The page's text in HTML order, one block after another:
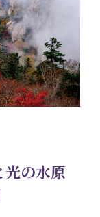
光の水原